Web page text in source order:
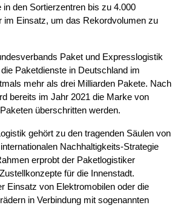
in den Sortierzentren bis zu 4.000
im Einsatz, um das Rekordvolumen zu
Paket und Expresslogistik
Paketdienste in Deutschland im
mehr als drei Milliarden Pakete. Nach
bereits im Jahr 2021 die Marke von
überschritten werden.
gehört zu den tragenden Säulen von
Nachhaltigkeits-Strategie
erprobt der Paketlogistiker
für die Innenstadt.
Einsatz von Elektromobilen oder die
in Verbindung mit sogenannten